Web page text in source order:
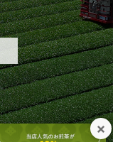
祝日を除く